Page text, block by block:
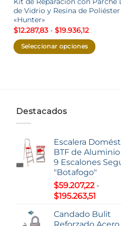
de Vidrio y Resina de Poliéster
«Hunter»
$12.287,83 - $19.936,12Rango
precios:
desde
Seleccionar opciones
Las
pueden
elegir
producto
Destacados
Escalera
BTF de Aluminio
9 Escalones
"Botafogo"
$59.207,22 -
$195.263,51
precios:
Candado Bulit